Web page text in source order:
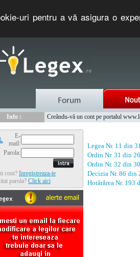
uri pentru a vă asigura o
Info :
Creându-vă un cont pe portalul
E-
mail:
Parola:
cont? Inregistreaza-te
parola? Click aici
Legea Nr. 11 din
Ordin Nr. 31 din
Ordin Nr. 32 din
Decizia Nr. 86 din
Hotărârea Nr. 193